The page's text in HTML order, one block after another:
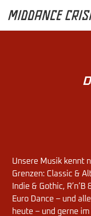
Inhalt
springen
Unsere Musik kennt
Grenzen: Classic &
Indie & Gothic,
Euro Dance – und
heute – und gerne